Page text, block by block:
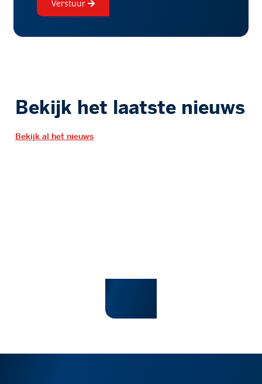
verstuur
Bekijk het laatste nieuws
Bekijk al het nieuws